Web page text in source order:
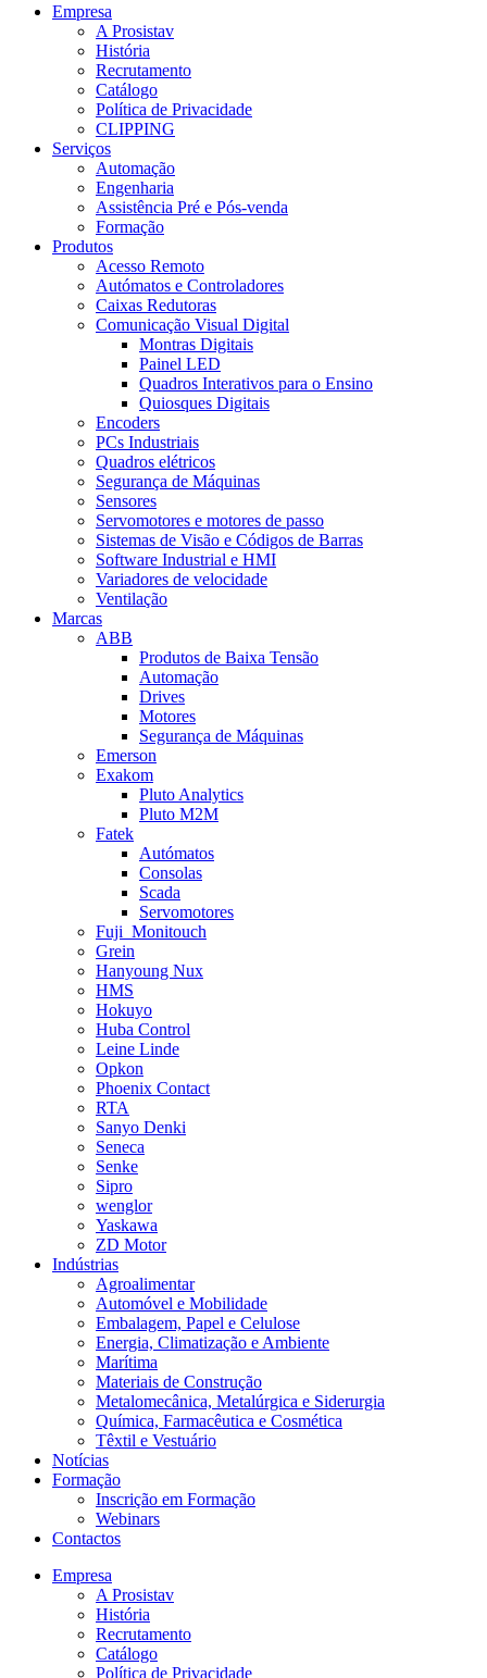
Empresa
A Prosistav
História
Recrutamento
Catálogo
Política de Privacidade
CLIPPING
Serviços
Automação
Engenharia
Assistência Pré e Pós-venda
Formação
Produtos
Acesso Remoto
Autómatos e Controladores
Caixas Redutoras
Comunicação Visual Digital
Montras Digitais
Painel LED
Quadros Interativos para o Ensino
Quiosques Digitais
Encoders
PCs Industriais
Quadros elétricos
Segurança de Máquinas
Sensores
Servomotores e motores de passo
Sistemas de Visão e Códigos de Barras
Software Industrial e HMI
Variadores de velocidade
Ventilação
Marcas
ABB
Produtos de Baixa Tensão
Automação
Drives
Motores
Segurança de Máquinas
Emerson
Exakom
Pluto Analytics
Pluto M2M
Fatek
Autómatos
Consolas
Scada
Servomotores
Fuji_Monitouch
Grein
Hanyoung Nux
HMS
Hokuyo
Huba Control
Leine Linde
Opkon
Phoenix Contact
RTA
Sanyo Denki
Seneca
Senke
Sipro
wenglor
Yaskawa
ZD Motor
Indústrias
Agroalimentar
Automóvel e Mobilidade
Embalagem, Papel e Celulose
Energia, Climatização e Ambiente
Marítima
Materiais de Construção
Metalomecânica, Metalúrgica e Siderurgia
Química, Farmacêutica e Cosmética
Têxtil e Vestuário
Notícias
Formação
Inscrição em Formação
Webinars
Contactos
Empresa
A Prosistav
História
Recrutamento
Catálogo
Política de Privacidade